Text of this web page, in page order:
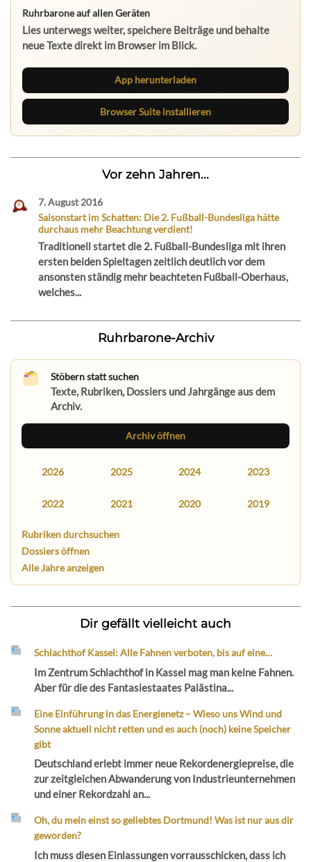
Ruhrbarone auf allen Geräten
Lies unterwegs weiter, speichere Beiträge und behalte
neue Texte direkt im Browser im Blick.
App herunterladen
Browser Suite installieren
Vor zehn Jahren...
7. August 2016
Saisonstart im Schatten: Die 2. Fußball-Bundesliga hätte
durchaus mehr Beachtung verdient!
Traditionell startet die 2. Fußball-Bundesliga mit ihren
ersten beiden Spieltagen zeitlich deutlich vor dem
ansonsten ständig mehr beachteten Fußball-Oberhaus,
welches...
Ruhrbarone-Archiv
Stöbern statt suchen
Texte, Rubriken, Dossiers und Jahrgänge aus dem
Archiv.
Archiv öffnen
2026 2025 2024 2023
2022 2021 2020 2019
Rubriken durchsuchen
Dossiers öffnen
Alle Jahre anzeigen
Dir gefällt vielleicht auch
Schlachthof Kassel: Alle Fahnen verboten, bis auf eine…
Im Zentrum Schlachthof in Kassel mag man keine Fahnen.
Aber für die des Fantasiestaates Palästina...
Eine Einführung in das Energienetz – Wieso uns Wind und
Sonne aktuell nicht retten und es auch (noch) keine Speicher
gibt
Deutschland erlebt immer neue Rekordenergiepreise, die
zur zeitgleichen Abwanderung von Industrieunternehmen
und einer Rekordzahl an...
Oh, du mein einst so geliebtes Dortmund! Was ist nur aus dir
geworden?
Ich muss diesen Einlassungen vorrausschicken, dass ich